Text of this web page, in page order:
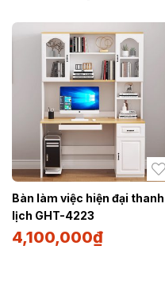
Bàn làm việc hiện đại thanh
lịch GHT-4223
4,100,000₫